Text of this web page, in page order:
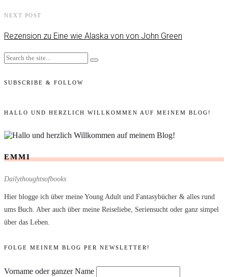
NEXT POST
Rezension zu Eine wie Alaska von von John Green
SUBSCRIBE & FOLLOW
HALLO UND HERZLICH WILLKOMMEN AUF MEINEM BLOG!
EMMI
Dailythoughtsofbooks
Hier blogge ich über meine Young Adult und Fantasybücher & alles rund
ums Buch. Aber auch über meine Reiseliebe, Seriensucht oder ganz simpel
über das Leben.
FOLGE MEINEM BLOG PER NEWSLETTER!
Vorname oder ganzer Name